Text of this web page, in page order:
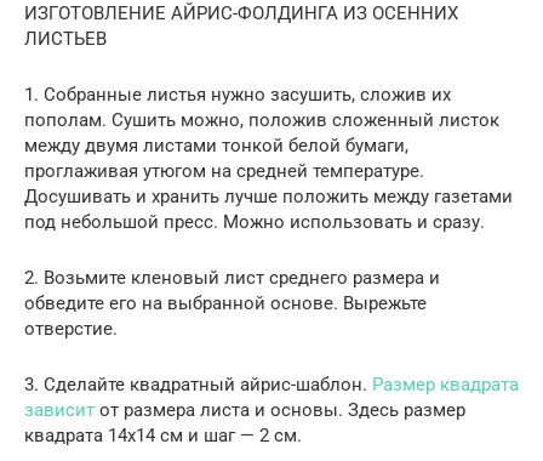
ИЗГОТОВЛЕНИЕ АЙРИС-ФОЛДИНГА ИЗ ОСЕННИХ
ЛИСТЬЕВ
1. Собранные листья нужно засушить, сложив их
пополам. Сушить можно, положив сложенный листок
между двумя листами тонкой белой бумаги,
проглаживая утюгом на средней температуре.
Досушивать и хранить лучше положить между газетами
под небольшой пресс. Можно использовать и сразу.
2. Возьмите кленовый лист среднего размера и
обведите его на выбранной основе. Вырежьте
отверстие.
3. Сделайте квадратный айрис-шаблон. Размер квадрата
зависит от размера листа и основы. Здесь размер
квадрата 14х14 см и шаг — 2 см.